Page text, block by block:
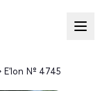
E'lon № 4745